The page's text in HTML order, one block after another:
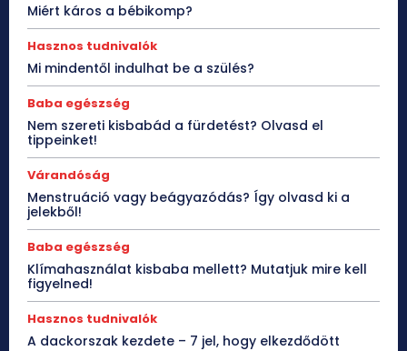
Miért káros a bébikomp?
Hasznos tudnivalók
Mi mindentől indulhat be a szülés?
Baba egészség
Nem szereti kisbabád a fürdetést? Olvasd el
tippeinket!
Várandóság
Menstruáció vagy beágyazódás? Így olvasd ki a
jelekből!
Baba egészség
Klímahasználat kisbaba mellett? Mutatjuk mire kell
figyelned!
Hasznos tudnivalók
A dackorszak kezdete – 7 jel, hogy elkezdődött